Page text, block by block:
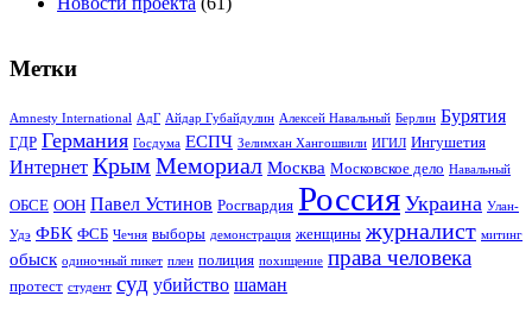
Метки
Amnesty International АдГ Айдар Губайдулин Алексей Навальный Берлин Бурятия
ГДР Германия Госдума ЕСПЧ Зелимхан Хангошвили ИГИЛ Ингушетия
Интернет Крым Мемориал Москва Московское дело Навальный
ОБСЕ ООН Павел Устинов Росгвардия Россия Украина Улан-
Удэ ФБК ФСБ Чечня выборы демонстрация женщины журналист митинг
обыск одиночный пикет плен полиция похищение права человека
протест студент суд убийство шаман